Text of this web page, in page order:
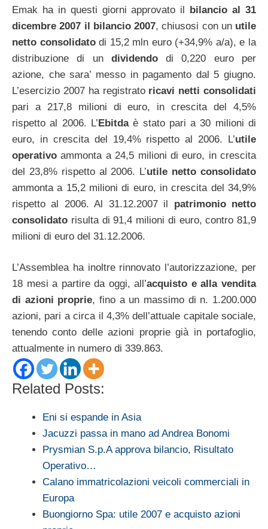
Emak ha in questi giorni approvato il bilancio al 31
dicembre 2007 il bilancio 2007, chiusosi con un utile
netto consolidatodi 15,2 mln euro (+34,9% a/a), e la
distribuzione di un dividendodi 0,220 euro per
azione, che sara’ messo in pagamento dal 5 giugno.
L’esercizio 2007 ha registrato ricavi netti consolidati
pari a 217,8 milioni di euro, in crescita del 4,5%
rispetto al 2006. L’Ebitdaè stato pari a 30 milioni di
euro, in crescita del 19,4% rispetto al 2006. L’utile
operativo ammonta a 24,5 milioni di euro, in crescita
del 23,8% rispetto al 2006. L’utile netto consolidato
ammonta a 15,2 milioni di euro, in crescita del 34,9%
rispetto al 2006. Al 31.12.2007 il patrimonio netto
consolidato risulta di 91,4 milioni di euro, contro 81,9
milioni di euro del 31.12.2006.
L’Assemblea ha inoltre rinnovato l’autorizzazione, per
18 mesi a partire da oggi, all’acquisto e alla vendita
di azioni proprie, fino a un massimo di n. 1.200.000
azioni, pari a circa il 4,3% dell’attuale capitale sociale,
tenendo conto delle azioni proprie già in portafoglio,
attualmente in numero di 339.863.
Related Posts:
Eni si espande in Asia
Jacuzzi passa in mano ad Andrea Bonomi
Prysmian S.p.A approva bilancio, Risultato
Operativo…
Calano immatricolazioni veicoli commerciali in
Europa
Buongiorno Spa: utile 2007 e acquisto azioni